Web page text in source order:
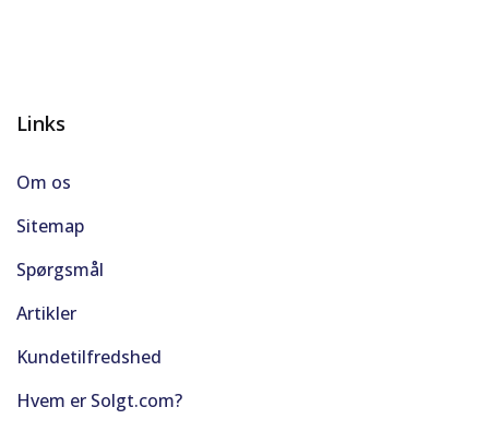
Links
Om os
Sitemap
Spørgsmål
Artikler
Kundetilfredshed
Hvem er Solgt.com?